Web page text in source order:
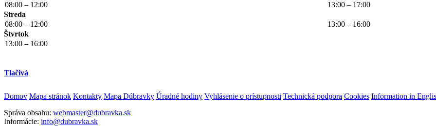
08:00 – 12:00
13:00 – 17:00
Streda
08:00 – 12:00
13:00 – 16:00
Štvrtok
13:00 – 16:00
Tlačivá
Domov Mapa stránok Kontakty Mapa Dúbravky Úradné hodiny Vyhlásenie o prístupnosti Technická podpora Cookies Information in
Správa obsahu: webmaster@dubravka.sk
Informácie: info@dubravka.sk